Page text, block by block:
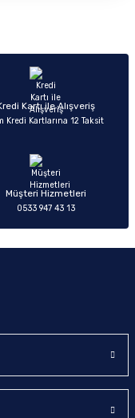
Kartı ile Alışveriş
Kredi Kartlarına 12 Taksit
Müşteri Hizmetleri
0533 947 43 13